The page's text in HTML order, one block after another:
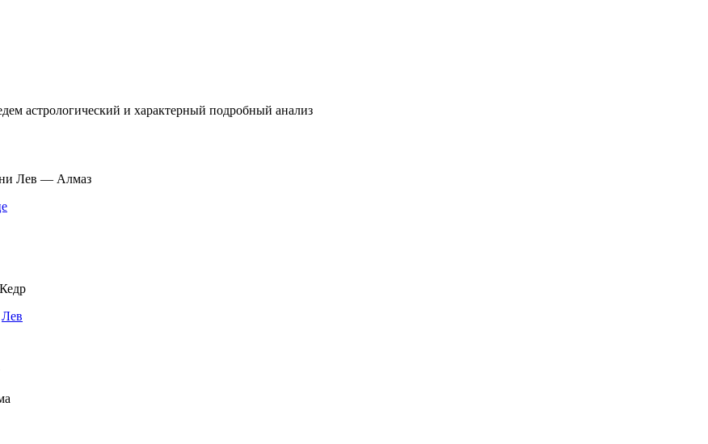
астрологический и характерный подробный анализ
Лев — Алмаз
Лев